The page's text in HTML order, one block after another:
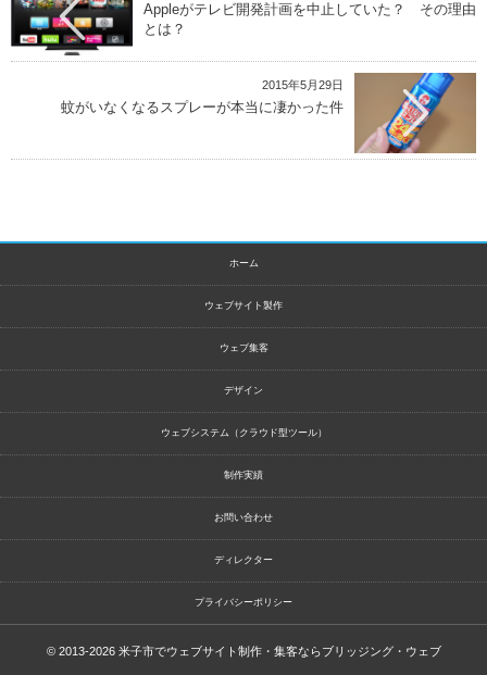
Appleがテレビ開発計画を中止していた？ その理由
とは？
2015年5月29日
蚊がいなくなるスプレーが本当に凄かった件
ホーム
ウェブサイト製作
ウェブ集客
デザイン
ウェブシステム（クラウド型ツール）
制作実績
お問い合わせ
ディレクター
プライバシーポリシー
© 2013-2026 米子市でウェブサイト制作・集客ならブリッジング・ウェブ